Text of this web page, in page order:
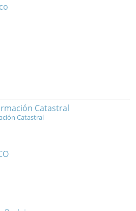
Catastral
Catastral